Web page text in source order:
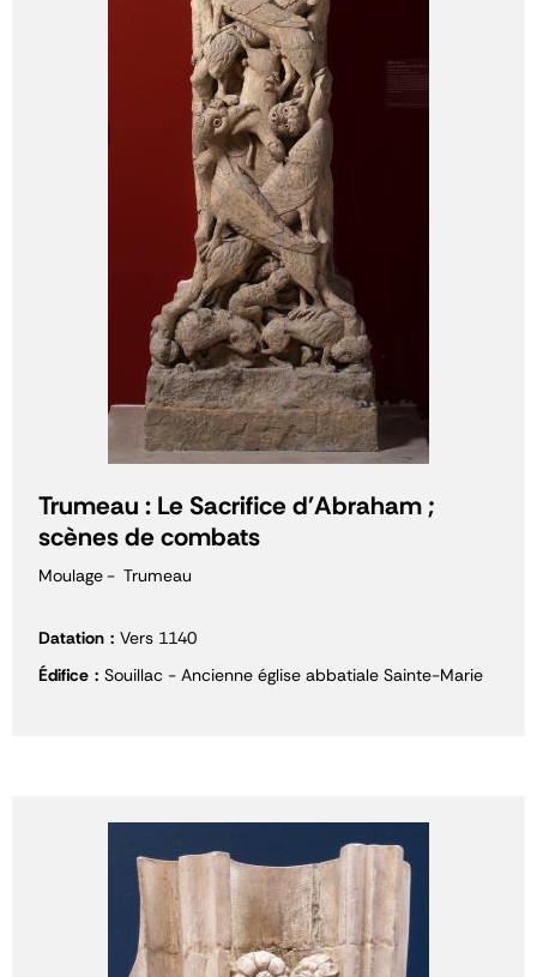
Trumeau : Le Sacrifice d'Abraham ;
scènes de combats
Moulage Trumeau
Datation
Vers 1140
Édifice
Souillac - Ancienne église abbatiale Sainte-Marie